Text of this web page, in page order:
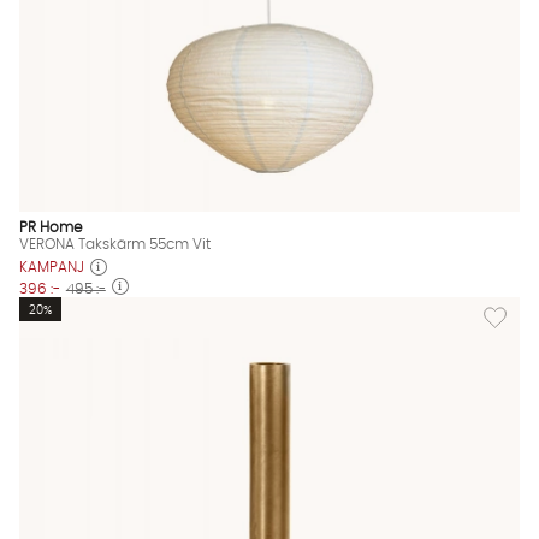
PR Home
VERONA Takskärm 55cm Vit
KAMPANJ
396 :- 495 :-
Lägg
20%